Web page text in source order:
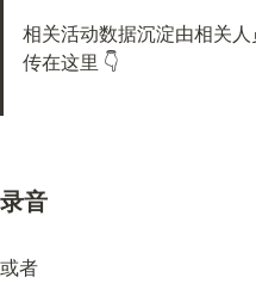
相关活动数据沉淀由相关
传在这里 👇
录音
或者